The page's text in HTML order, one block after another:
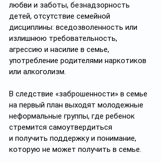
любви и заботы, безнадзорность
детей, отсутствие семейной
дисциплины: вседозволенность или
излишнюю требовательность,
агрессию и насилие в семье,
употребление родителями наркотиков
или алкоголизм.
В следствие «заброшенности» в семье
на первый план выходят молодежные
неформальные группы, где ребенок
стремится самоутвердиться
и получить поддержку и понимание,
которую не может получить в семье.